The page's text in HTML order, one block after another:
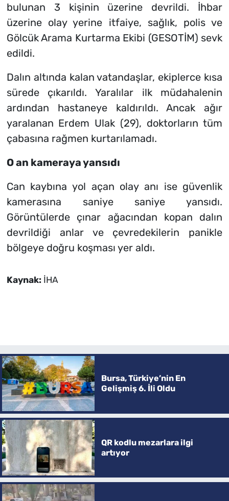
bulunan 3 kişinin üzerine devrildi. İhbar
üzerine olay yerine itfaiye, sağlık, polis ve
Gölcük Arama Kurtarma Ekibi (GESOTİM) sevk
edildi.
Dalın altında kalan vatandaşlar, ekiplerce kısa
sürede çıkarıldı. Yaralılar ilk müdahalenin
ardından hastaneye kaldırıldı. Ancak ağır
yaralanan Erdem Ulak (29), doktorların tüm
çabasına rağmen kurtarılamadı.
O an kameraya yansıdı
Can kaybına yol açan olay anı ise güvenlik
kamerasına saniye saniye yansıdı.
Görüntülerde çınar ağacından kopan dalın
devrildiği anlar ve çevredekilerin panikle
bölgeye doğru koşması yer aldı.
Kaynak: İHA
Bursa, Türkiye’nin En
Gelişmiş 6. İli Oldu
QR kodlu mezarlara ilgi
artıyor